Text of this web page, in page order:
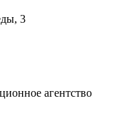
3
агентство